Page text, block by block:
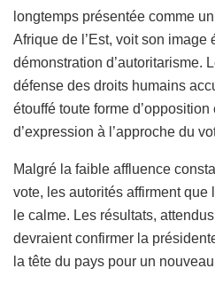
longtemps présentée comme
Afrique de l’Est, voit son
démonstration d’autoritarisme.
défense des droits humains
étouffé toute forme
d’expression à l’approche du
Malgré la faible affluence
vote, les autorités affirment
le calme. Les résultats,
devraient confirmer la
la tête du pays pour un